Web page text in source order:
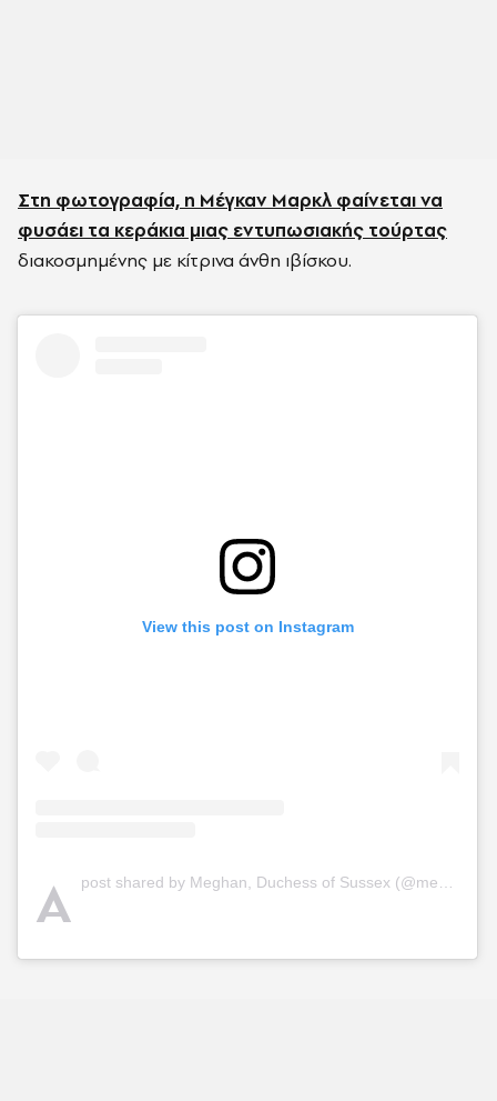
Στη φωτογραφία, η Μέγκαν Μαρκλ φαίνεται να
φυσάει τα κεράκια μιας εντυπωσιακής τούρτας
διακοσμημένης με κίτρινα άνθη ιβίσκου.
View this post on Instagram
A post shared by Meghan, Duchess of Sussex (@meghan)